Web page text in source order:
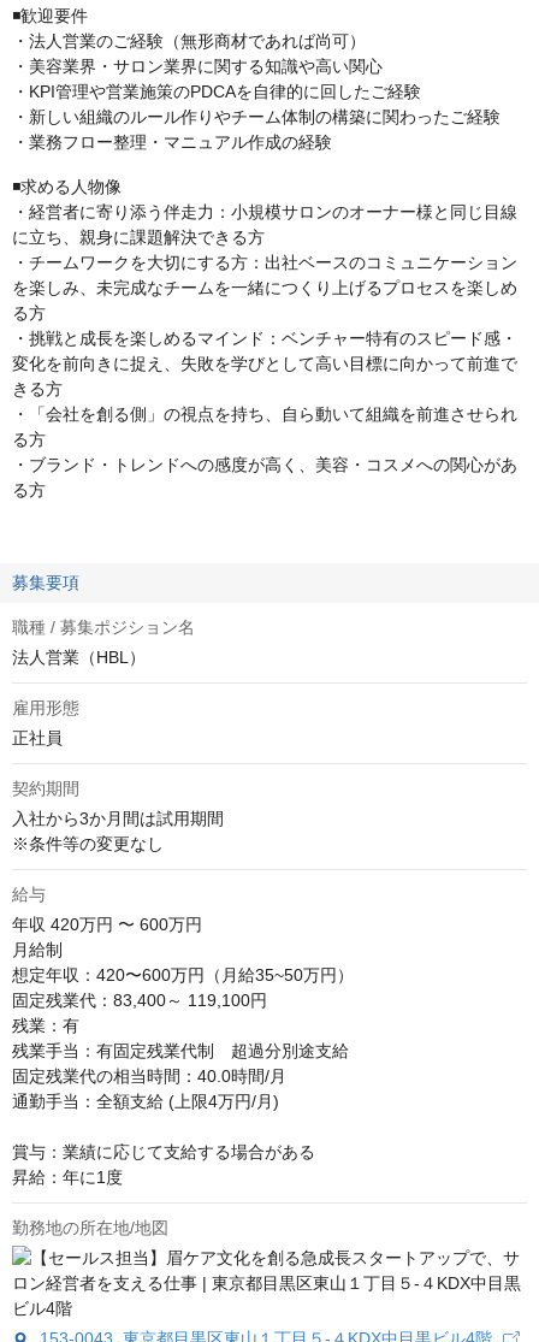
◾️歓迎要件
・法人営業のご経験（無形商材であれば尚可）
・美容業界・サロン業界に関する知識や高い関心
・KPI管理や営業施策のPDCAを自律的に回したご経験
・新しい組織のルール作りやチーム体制の構築に関わったご経験
・業務フロー整理・マニュアル作成の経験
◾️求める人物像
・経営者に寄り添う伴走力：小規模サロンのオーナー様と同じ目線
に立ち、親身に課題解決できる方
・チームワークを大切にする方：出社ベースのコミュニケーション
を楽しみ、未完成なチームを一緒につくり上げるプロセスを楽しめ
る方
・挑戦と成長を楽しめるマインド：ベンチャー特有のスピード感・
変化を前向きに捉え、失敗を学びとして高い目標に向かって前進で
きる方
・「会社を創る側」の視点を持ち、自ら動いて組織を前進させられ
る方
・ブランド・トレンドへの感度が高く、美容・コスメへの関心があ
る方
募集要項
職種 / 募集ポジション名
法人営業（HBL）
雇用形態
正社員
契約期間
入社から3か月間は試用期間
※条件等の変更なし
給与
年収 420万円 〜 600万円
月給制
想定年収：420〜600万円（月給35~50万円）
固定残業代：83,400～ 119,100円
残業：有
残業手当：有固定残業代制　超過分別途支給
固定残業代の相当時間：40.0時間/月
通勤手当：全額支給 (上限4万円/月)
賞与：業績に応じて支給する場合がある
昇給：年に1度
勤務地の所在地/地図